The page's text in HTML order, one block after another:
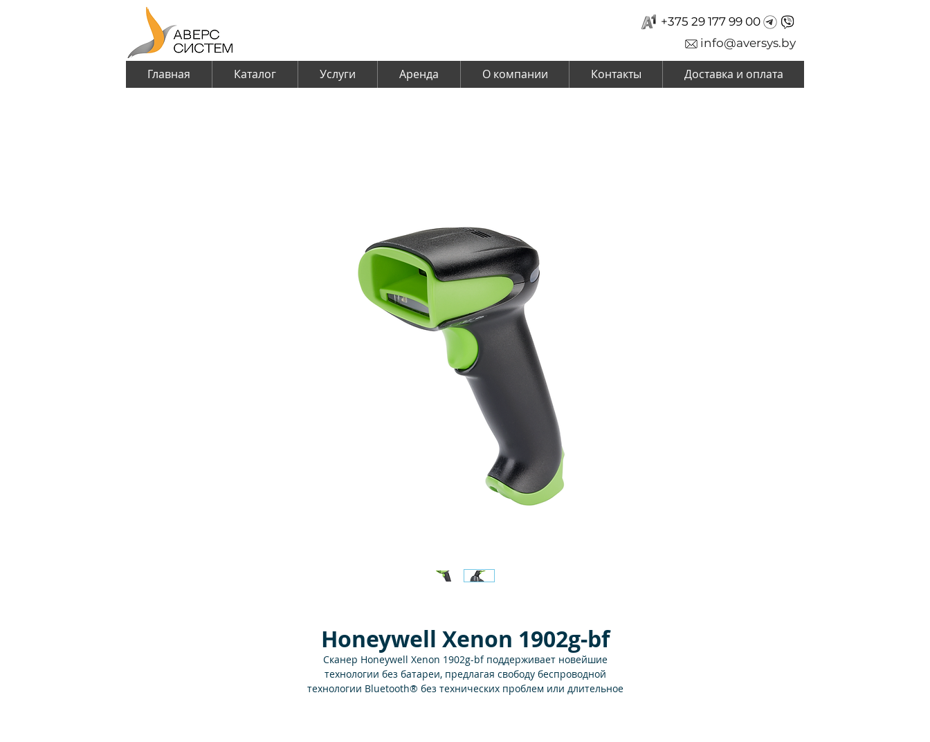
+375 29 177 99 00
info@aversys.by
Главная Каталог Услуги Аренда О компании Контакты Доставка и оплата
Honeywell Xenon 1902g-bf
Сканер Honeywell Xenon 1902g-bf поддерживает новейшие
технологии без батареи, предлагая свободу беспроводной
технологии Bluetooth® без технических проблем или длительное